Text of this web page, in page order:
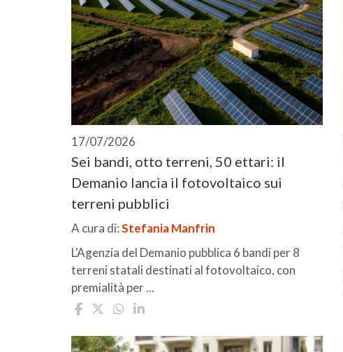
17/07/2026
Sei bandi, otto terreni, 50 ettari: il
Demanio lancia il fotovoltaico sui
terreni pubblici
A cura di:Stefania Manfrin
L'Agenzia del Demanio pubblica 6 bandi per 8
terreni statali destinati al fotovoltaico, con
premialità per ...